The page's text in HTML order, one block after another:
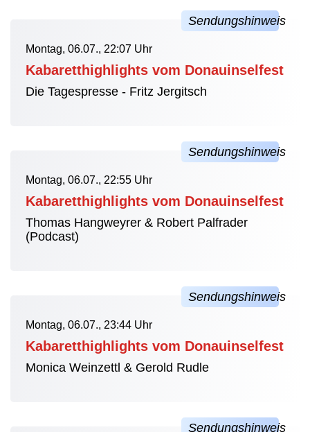
Montag, 06.07., 22:07 Uhr
Kabaretthighlights vom Donauinselfest
Die Tagespresse - Fritz Jergitsch
Montag, 06.07., 22:55 Uhr
Kabaretthighlights vom Donauinselfest
Thomas Hangweyrer & Robert Palfrader
(Podcast)
Montag, 06.07., 23:44 Uhr
Kabaretthighlights vom Donauinselfest
Monica Weinzettl & Gerold Rudle